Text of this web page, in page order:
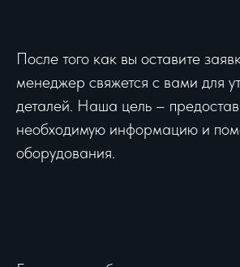
После того как вы оставите
менеджер свяжется с вами для
деталей. Наша цель –
необходимую информацию и
оборудования.